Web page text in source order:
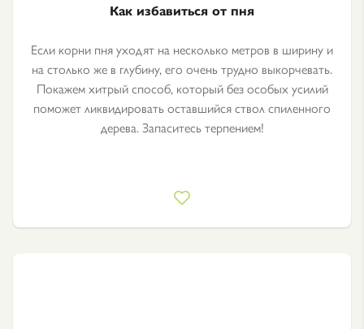
Как избавиться от пня
Если корни пня уходят на несколько метров в ширину и
на столько же в глубину, его очень трудно выкорчевать.
Покажем хитрый способ, который без особых усилий
поможет ликвидировать оставшийся ствол спиленного
дерева. Запаситесь терпением!